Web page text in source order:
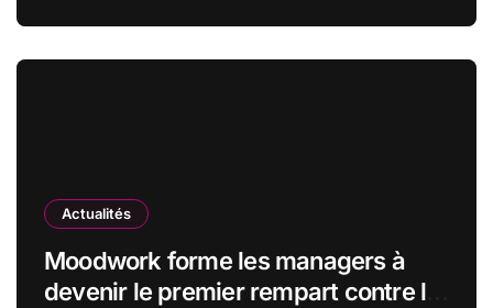
Actualités
Moodwork forme les managers à
devenir le premier rempart contre le